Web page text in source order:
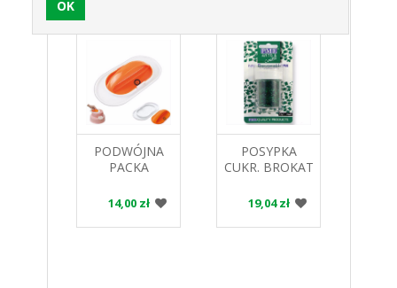
PODWÓJNA
PACKA
124929 HOKUS
14,00 zł
POSYPKA
CUKR. BROKAT
ZIELONY
OP.7G. GF143
HOKUS
19,04 zł